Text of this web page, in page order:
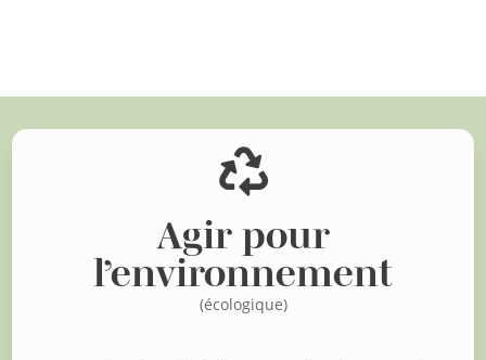

Agir pour
l’environnement
(écologique)